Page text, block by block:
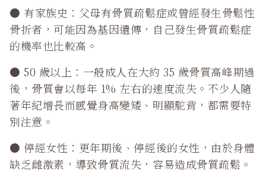
● 有家族史：父母有骨質疏鬆症或曾經發生骨鬆性
骨折者，可能因為基因遺傳，自己發生骨質疏鬆症
的機率也比較高。
● 50 歲以上：一般成人在大約 35 歲骨質高峰期過
後，骨質會以每年 1% 左右的速度流失。不少人隨
著年紀增長而感覺身高變矮、明顯駝背，都需要特
別注意。
● 停經女性：更年期後、停經後的女性，由於身體
缺乏雌激素，導致骨質流失，容易造成骨質疏鬆。